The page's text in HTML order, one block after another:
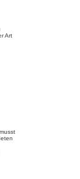
Art